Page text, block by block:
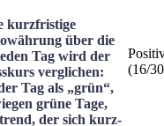
kurzfristige
über die
Tag wird der
verglichen:
Tag als „grün“,
grüne Tage,
der sich kurz-
(16/